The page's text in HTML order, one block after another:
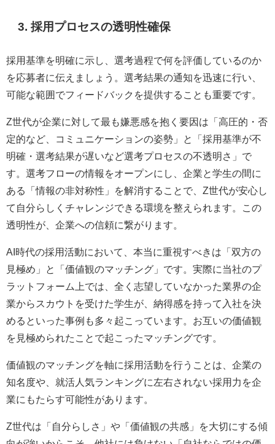
3.採用プロセスの透明性確保
採用基準を明確に示し、選考過程で何を評価しているのか
を応募者に伝えましょう。選考結果の通知を迅速に行い、
可能な範囲でフィードバックを提供することも重要です。
Z世代が企業に対して最も嫌悪感を抱く要因は「高圧的・否
定的など、コミュニケーションの姿勢」と「採用基準が不
明確・選考結果が遅いなど選考プロセスの不透明さ」で
す。選考フローの情報をオープンにし、企業と学生の間に
ある「情報の非対称性」を解消することで、Z世代が安心し
て自分らしくチャレンジできる環境を整えられます。この
透明性が、企業への信頼に繋がります。
AI時代の採用活動において、本当に重視すべきは「双方の
見極め」と「価値観のマッチング」です。実際に当社のプ
ラットフォーム上では、全く志望していなかった業界の企
業からスカウトを受けた学生が、納得感を持って入社を決
めるといった事例も多々起こっています。お互いの価値観
を見極められたことで起こったマッチングです。
価値観のマッチングを軸に採用活動を行うことは、企業の
知名度や、就活人気ランキングに左右されない採用力を企
業にもたらす可能性があります。
Z世代は「自分らしさ」や「価値観の共感」を大切にする傾